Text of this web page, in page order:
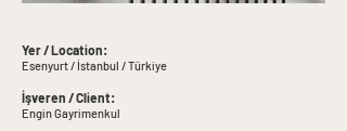
Yer / Location:
Esenyurt / İstanbul / Türkiye
İşveren / Client:
Engin Gayrimenkul